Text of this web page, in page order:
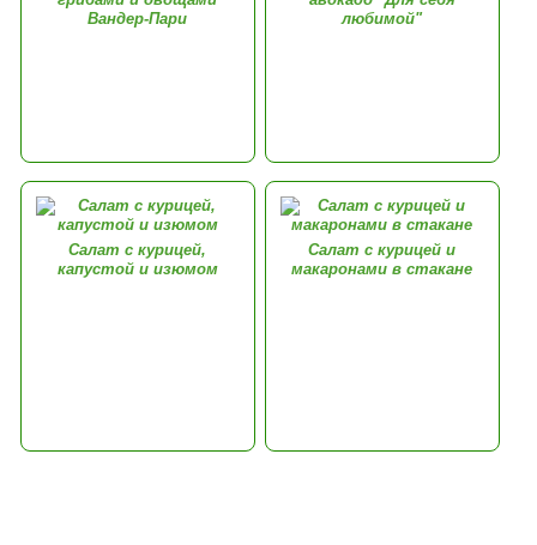
Вандер-Пари
любимой"
Салат с курицей,
капустой и изюмом
Салат с курицей и
макаронами в стакане